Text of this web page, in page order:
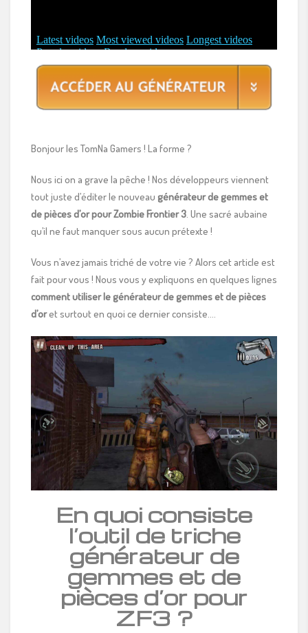
Bonjour les TomNa Gamers ! La forme ?
Nous ici on a grave la pêche ! Nos développeurs viennent
tout juste d’éditer le nouveau générateur de gemmes et
de pièces d’or pour Zombie Frontier 3. Une sacré aubaine
qu’il ne faut manquer sous aucun prétexte !
Vous n’avez jamais triché de votre vie ? Alors cet article est
fait pour vous ! Nous vous y expliquons en quelques lignes
comment utiliser le générateur de gemmes et de pièces
d’oret surtout en quoi ce dernier consiste….
En quoi consiste
l’outil de triche
générateur de
gemmes et de
pièces d’or pour
ZF3 ?